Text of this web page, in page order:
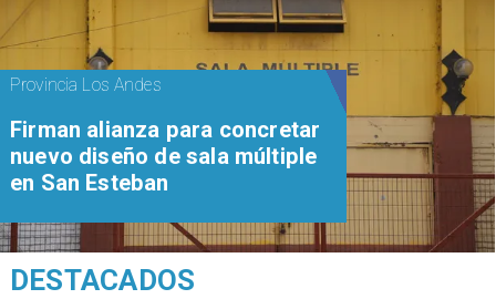
Provincia Los Andes
​​Firman alianza para concretar
nuevo diseño de sala múltiple
en San Esteban
DESTACADOS